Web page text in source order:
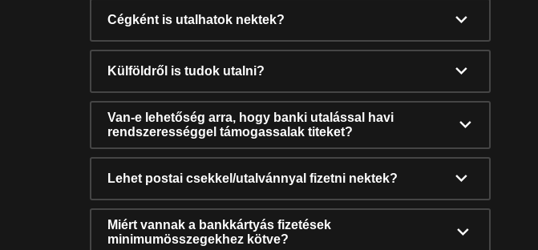
Cégként is utalhatok nektek?
Külföldről is tudok utalni?
Van-e lehetőség arra, hogy banki utalással havi
rendszerességgel támogassalak titeket?
Lehet postai csekkel/utalvánnyal fizetni nektek?
Miért vannak a bankkártyás fizetések
minimumösszegekhez kötve?